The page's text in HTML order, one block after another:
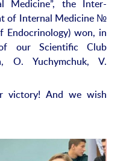
Medicine”, the Inter-
of Internal Medicine №
won, in
our Scientific Club
O. Yuchymchuk, V.
victory! And we wish